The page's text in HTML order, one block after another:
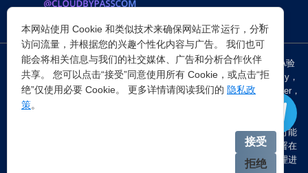
突破所有反Anti-bot机器人检查，轻松绕过cloudflare验证、CAPTCHA验
证，WAF，CC防护和Cloudflare爬虫验证，并提供了HTTP API和Proxy，
包括接口地址、请求参数、返回处理；以及 Cloudflare反爬虫设置Referer，
，在中国大陆IP环境下直连时可能
会出现不稳定的情况，但您可以通过以下两种方式解决：一是将其部署在
香港等境外服务器上使用；二是在本地电脑端开启TUN模式的全局代理进
×
本网站使用 Cookie 和类似技术来确保网站正常运行，分析
访问流量，并根据您的兴趣个性化内容与广告。 我们也可
能会将相关信息与我们的社交媒体、广告和分析合作伙伴
共享。 您可以点击“接受”同意使用所有 Cookie，或点击“拒
绝”仅使用必要 Cookie。 更多详情请阅读我们的 隐私政
策。
接受
拒绝